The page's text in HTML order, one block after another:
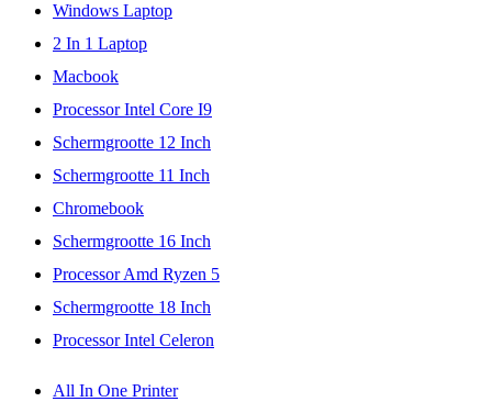
Windows Laptop
2 In 1 Laptop
Macbook
Processor Intel Core I9
Schermgrootte 12 Inch
Schermgrootte 11 Inch
Chromebook
Schermgrootte 16 Inch
Processor Amd Ryzen 5
Schermgrootte 18 Inch
Processor Intel Celeron
All In One Printer